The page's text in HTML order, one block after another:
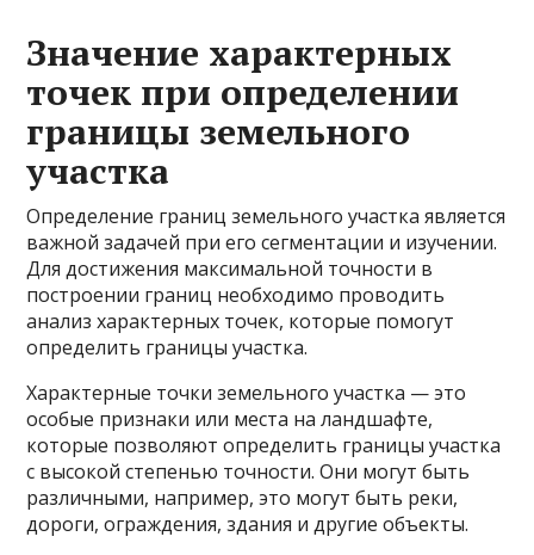
Значение характерных
точек при определении
границы земельного
участка
Определение границ земельного участка является
важной задачей при его сегментации и изучении.
Для достижения максимальной точности в
построении границ необходимо проводить
анализ характерных точек, которые помогут
определить границы участка.
Характерные точки земельного участка — это
особые признаки или места на ландшафте,
которые позволяют определить границы участка
с высокой степенью точности. Они могут быть
различными, например, это могут быть реки,
дороги, ограждения, здания и другие объекты.